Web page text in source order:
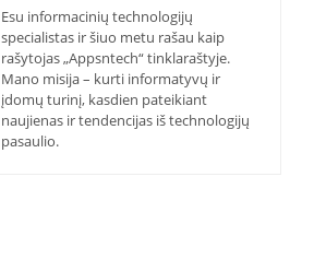
Esu informacinių technologijų
specialistas ir šiuo metu rašau kaip
rašytojas „Appsntech“ tinklaraštyje.
Mano misija – kurti informatyvų ir
įdomų turinį, kasdien pateikiant
naujienas ir tendencijas iš technologijų
pasaulio.